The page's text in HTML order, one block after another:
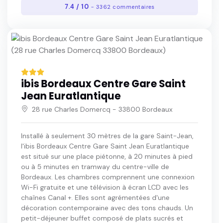
7.4 / 10 - 3362 commentaires
ibis Bordeaux Centre Gare Saint
Jean Euratlantique
28 rue Charles Domercq - 33800 Bordeaux
Installé à seulement 30 mètres de la gare Saint-Jean,
l'ibis Bordeaux Centre Gare Saint Jean Euratlantique
est situé sur une place piétonne, à 20 minutes à pied
ou à 5 minutes en tramway du centre-ville de
Bordeaux. Les chambres comprennent une connexion
Wi-Fi gratuite et une télévision à écran LCD avec les
chaînes Canal +. Elles sont agrémentées d'une
décoration contemporaine avec des tons chauds. Un
petit-déjeuner buffet composé de plats sucrés et